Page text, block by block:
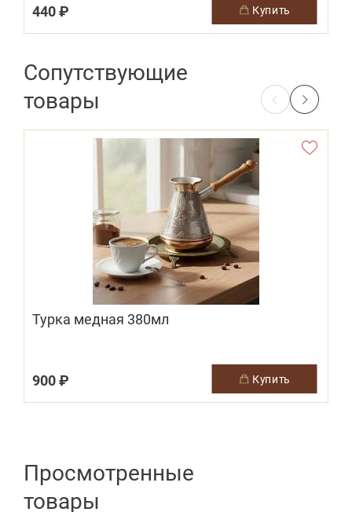
440 ₽ купить
Сопутствующие
товары
Турка медная 380мл
900 ₽ купить
Просмотренные
товары